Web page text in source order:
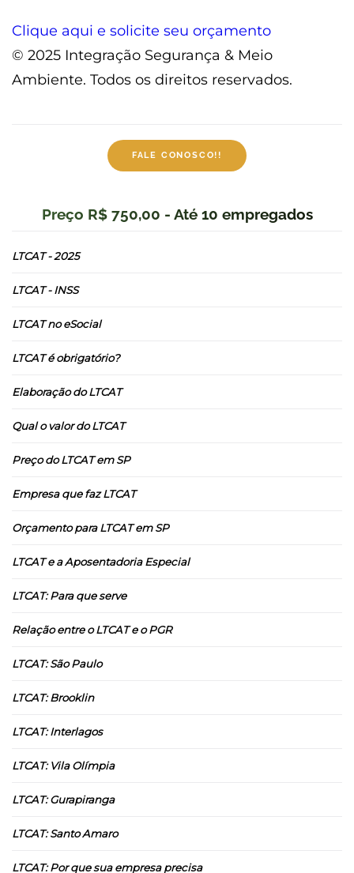
Clique aqui e solicite seu orçamento
© 2025 Integração Segurança & Meio
Ambiente. Todos os direitos reservados.
FALE CONOSCO!!
Preço R$ 750,00 - Até 10 empregados
LTCAT - 2025
LTCAT - INSS
LTCAT no eSocial
LTCAT é obrigatório?
Elaboração do LTCAT
Qual o valor do LTCAT
Preço do LTCAT em SP
Empresa que faz LTCAT
Orçamento para LTCAT em SP
LTCAT e a Aposentadoria Especial
LTCAT: Para que serve
Relação entre o LTCAT e o PGR
LTCAT: São Paulo
LTCAT: Brooklin
LTCAT: Interlagos
LTCAT: Vila Olímpia
LTCAT: Gurapiranga
LTCAT: Santo Amaro
LTCAT: Por que sua empresa precisa